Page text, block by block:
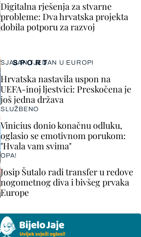
SPORT
SJAJAN TJEDAN U EUROPI
Hrvatska nastavila uspon na
UEFA-inoj ljestvici: Preskočena je
još jedna država
SLUŽBENO
Vinicius donio konačnu odluku,
oglasio se emotivnom porukom:
"Hvala vam svima"
OPA!
Josip Šutalo radi transfer u redove
nogometnog diva i bivšeg prvaka
Europe
Digitalna rješenja za stvarne
probleme: Dva hrvatska projekta
dobila potporu za razvoj